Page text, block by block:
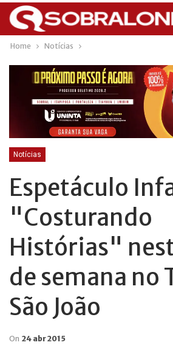
Home Notícias
Notícias
Espetáculo
"Costurando
Histórias"
de semana no
São João
On 24 abr 2015